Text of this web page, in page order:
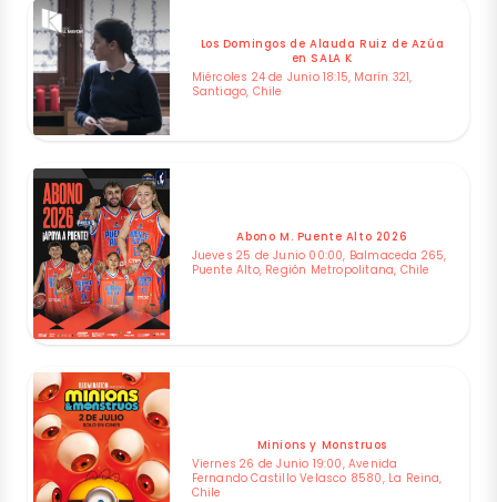
Los Domingos de Alauda Ruiz de Azúa
en SALA K
Miércoles 24 de Junio 18:15, Marín 321,
Santiago, Chile
Abono M. Puente Alto 2026
Jueves 25 de Junio 00:00, Balmaceda 265,
Puente Alto, Región Metropolitana, Chile
Minions y Monstruos
Viernes 26 de Junio 19:00, Avenida
Fernando Castillo Velasco 8580, La Reina,
Chile